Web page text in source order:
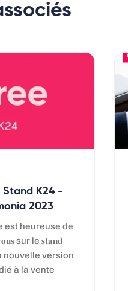
Stand K24 -
2023
est heureuse de
sur le 𝐬𝐭𝐚𝐧𝐝
nouvelle version
à la vente